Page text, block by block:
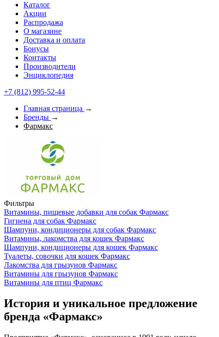
Каталог
Акции
Распродажа
О магазине
Доставка и оплата
Бонусы
Контакты
Производители
Энциклопедия
+7 (812) 995-52-44
Главная страница →
Бренды →
Фармакс
Фильтры
Витамины, пищевые добавки для собак Фармакс
Гигиена для собак Фармакс
Шампуни, кондиционеры для собак Фармакс
Витамины, лакомства для кошек Фармакс
Шампуни, кондиционеры для кошек Фармакс
Туалеты, совочки для кошек Фармакс
Лакомства для грызунов Фармакс
Витамины для грызунов Фармакс
Витамины для птиц Фармакс
История и уникальное предложение
бренда «Фармакс»